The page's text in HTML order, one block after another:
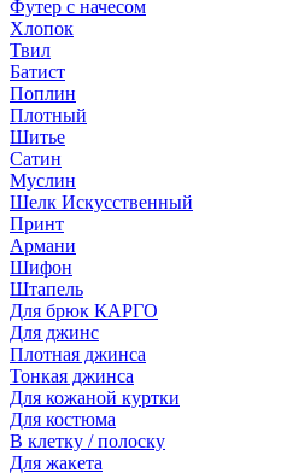
Футер с начесом
Хлопок
Твил
Батист
Поплин
Плотный
Шитье
Сатин
Муслин
Шелк Искусственный
Принт
Армани
Шифон
Штапель
Для брюк КАРГО
Для джинс
Плотная джинса
Тонкая джинса
Для кожаной куртки
Для костюма
В клетку / полоску
Для жакета